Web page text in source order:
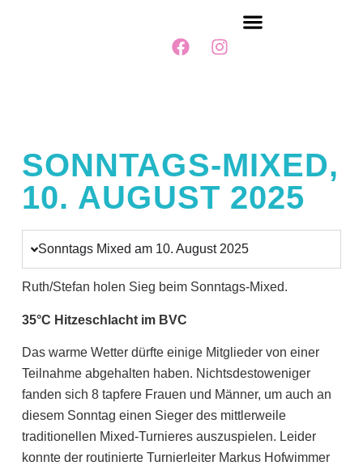
SONNTAGS-MIXED,
10. AUGUST 2025
Sonntags Mixed am 10. August 2025
Ruth/Stefan holen Sieg beim Sonntags-Mixed.
35°C Hitzeschlacht im BVC
Das warme Wetter dürfte einige Mitglieder von einer
Teilnahme abgehalten haben. Nichtsdestoweniger
fanden sich 8 tapfere Frauen und Männer, um auch an
diesem Sonntag einen Sieger des mittlerweile
traditionellen Mixed-Turnieres auszuspielen. Leider
konnte der routinierte Turnierleiter Markus Hofwimmer